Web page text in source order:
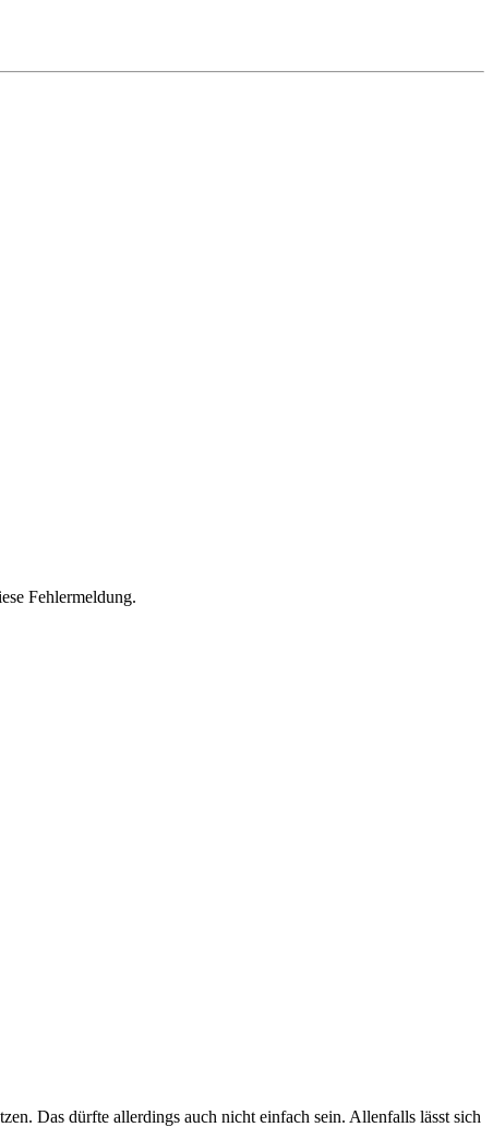
Fehlermeldung.
Das dürfte allerdings auch nicht einfach sein. Allenfalls lässt sich